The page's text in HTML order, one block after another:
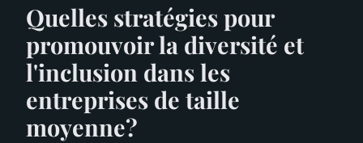
Quelles stratégies pour
promouvoir la diversité et
l'inclusion dans les
entreprises de taille
moyenne?